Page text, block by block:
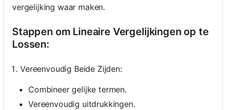
vergelijking waar maken.
Stappen om Lineaire Vergelijkingen op te
Lossen:
Vereenvoudig Beide Zijden:
Combineer gelijke termen.
Vereenvoudig uitdrukkingen.